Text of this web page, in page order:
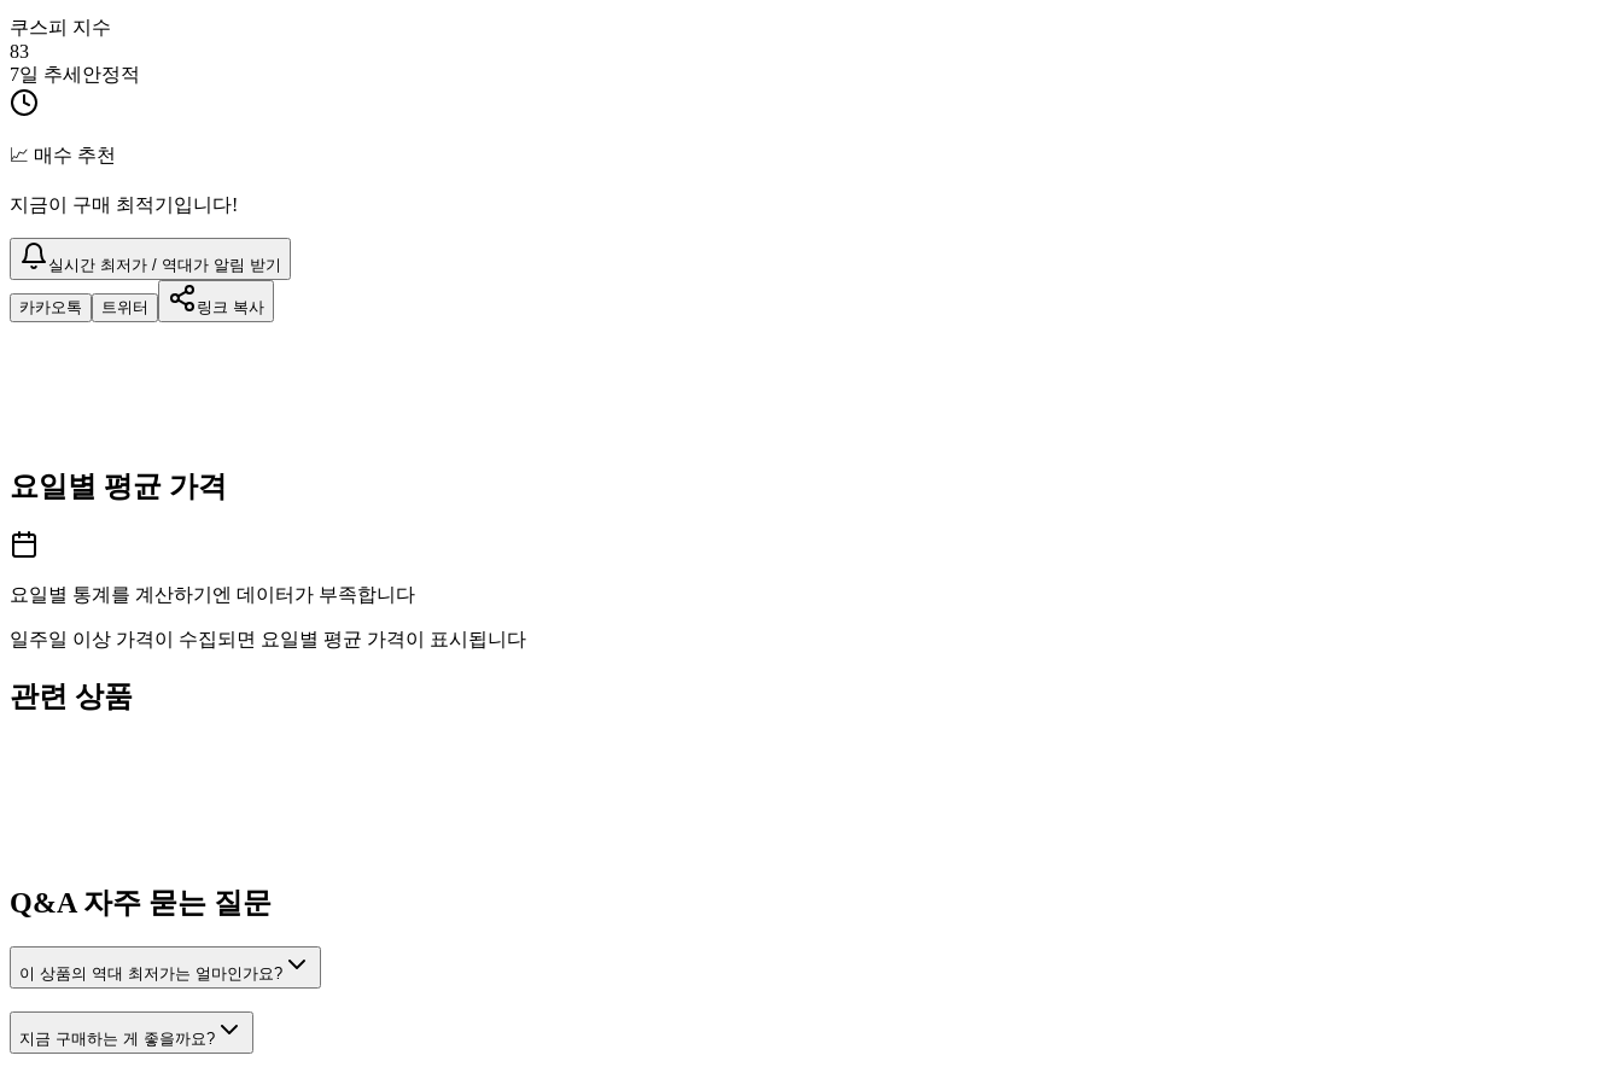
쿠스피 지수
83
7일 추세 안정적
📈 매수 추천
지금이 구매 최적기입니다!
실시간 최저가 / 역대가 알림 받기
카카오톡 트위터 링크 복사
요일별 평균 가격
요일별 통계를 계산하기엔 데이터가 부족합니다
일주일 이상 가격이 수집되면 요일별 평균 가격이 표시됩니다
관련 상품
Q&A자주 묻는 질문
이 상품의 역대 최저가는 얼마인가요?
지금 구매하는 게 좋을까요?